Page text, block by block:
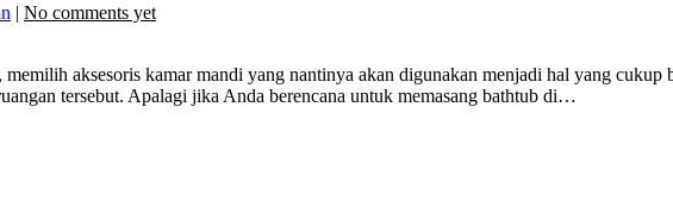
| No comments yet
memilih aksesoris kamar mandi yang nantinya akan digunakan menjadi hal yang
tersebut. Apalagi jika Anda berencana untuk memasang bathtub di…